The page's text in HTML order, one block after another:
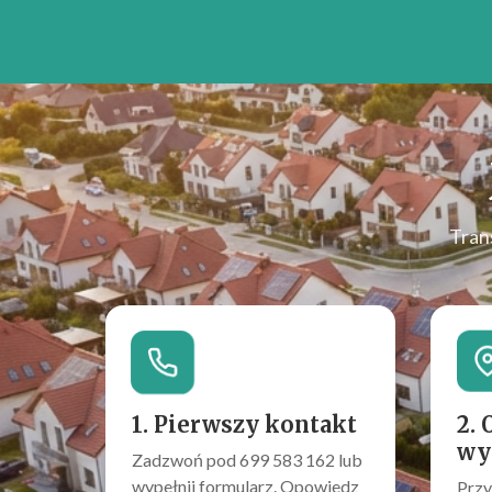
1. Pierwszy kontakt
Zadzwoń pod 699 583 162 lub
wypełnij formularz. Opowiedz
2.